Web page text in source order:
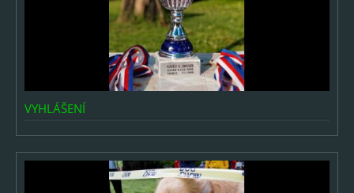
Děti a rodina
Svatby
VYHLÁŠENÍ